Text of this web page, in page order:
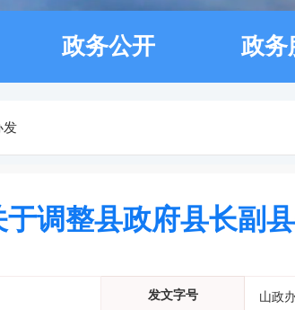
政务公开 政务
发
调整县政府县长副
发文字号 山政